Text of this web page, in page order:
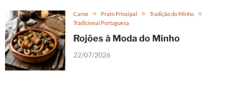
Carne Prato Principal
Tradição do Minho
Tradicional Portuguesa
Rojões à Moda do Minho
22/07/2026